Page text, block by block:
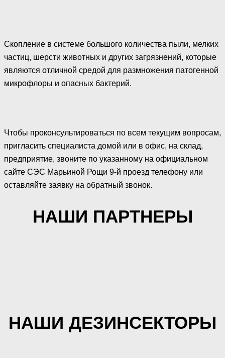
Скопление в системе большого количества пыли, мелких
частиц, шерсти животных и других загрязнений, которые
являются отличной средой для размножения патогенной
микрофлоры и опасных бактерий.
Чтобы проконсультироваться по всем текущим вопросам,
пригласить специалиста домой или в офис, на склад,
предприятие, звоните по указанному на официальном
сайте СЭС Марьиной Рощи 9-й проезд телефону или
оставляйте заявку на обратный звонок.
НАШИ ПАРТНЕРЫ
НАШИ ДЕЗИНСЕКТОРЫ